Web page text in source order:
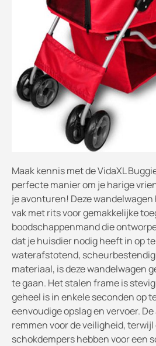
Maak kennis met de VidaXL
perfecte manier om je harige
je avonturen! Deze
vak met rits voor gemakkelijke
boodschappenmand die
dat je huisdier nodig heeft in op
waterafstotend,
materiaal, is deze wandelwagen
te gaan. Het stalen frame is
geheel is in enkele seconden op
eenvoudige opslag en vervoer.
remmen voor de veiligheid,
schokdempers hebben voor een